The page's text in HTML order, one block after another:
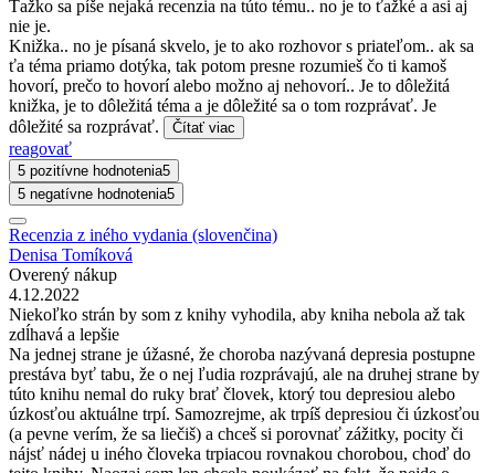
Ťažko sa píše nejaká recenzia na túto tému.. no je to ťažké a asi aj
nie je.
Knižka.. no je písaná skvelo, je to ako rozhovor s priateľom.. ak sa
ťa téma priamo dotýka, tak potom presne rozumieš čo ti kamoš
hovorí, prečo to hovorí alebo možno aj nehovorí.. Je to dôležitá
knižka, je to dôležitá téma a je dôležité sa o tom rozprávať. Je
dôležité sa rozprávať.
Čítať viac
reagovať
5 pozitívne hodnotenia5
5 negatívne hodnotenia5
Recenzia z iného vydania (slovenčina)
Denisa Tomíková
Overený nákup
4.12.2022
Niekoľko strán by som z knihy vyhodila, aby kniha nebola až tak
zdĺhavá a lepšie
Na jednej strane je úžasné, že choroba nazývaná depresia postupne
prestáva byť tabu, že o nej ľudia rozprávajú, ale na druhej strane by
túto knihu nemal do ruky brať človek, ktorý tou depresiou alebo
úzkosťou aktuálne trpí. Samozrejme, ak trpíš depresiou či úzkosťou
(a pevne verím, že sa liečiš) a chceš si porovnať zážitky, pocity či
nájsť nádej u iného človeka trpiacou rovnakou chorobou, choď do